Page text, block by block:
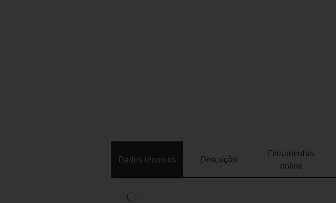
Dados técnicos Descrição
Ferramentas
online